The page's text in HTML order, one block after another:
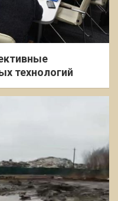
технологий